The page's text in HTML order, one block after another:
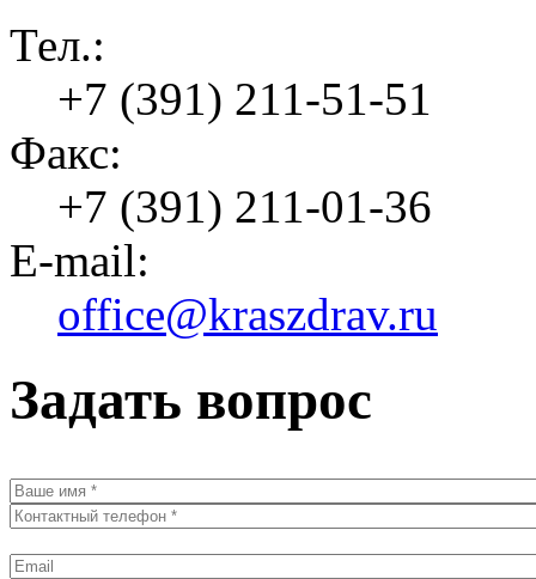
Тел.:
+7 (391) 211-51-51
Факс:
+7 (391) 211-01-36
E-mail:
office@kraszdrav.ru
Задать вопрос